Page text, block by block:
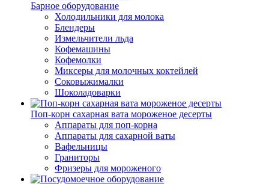
Барное оборудование
Холодильники для молока
Блендеры
Измельчители льда
Кофемашины
Кофемолки
Миксеры для молочных коктейлей
Соковыжималки
Шоколадоварки
Поп-корн сахарная вата мороженое десерты
Аппараты для поп-корна
Аппараты для сахарной ваты
Вафельницы
Граниторы
Фризеры для мороженого